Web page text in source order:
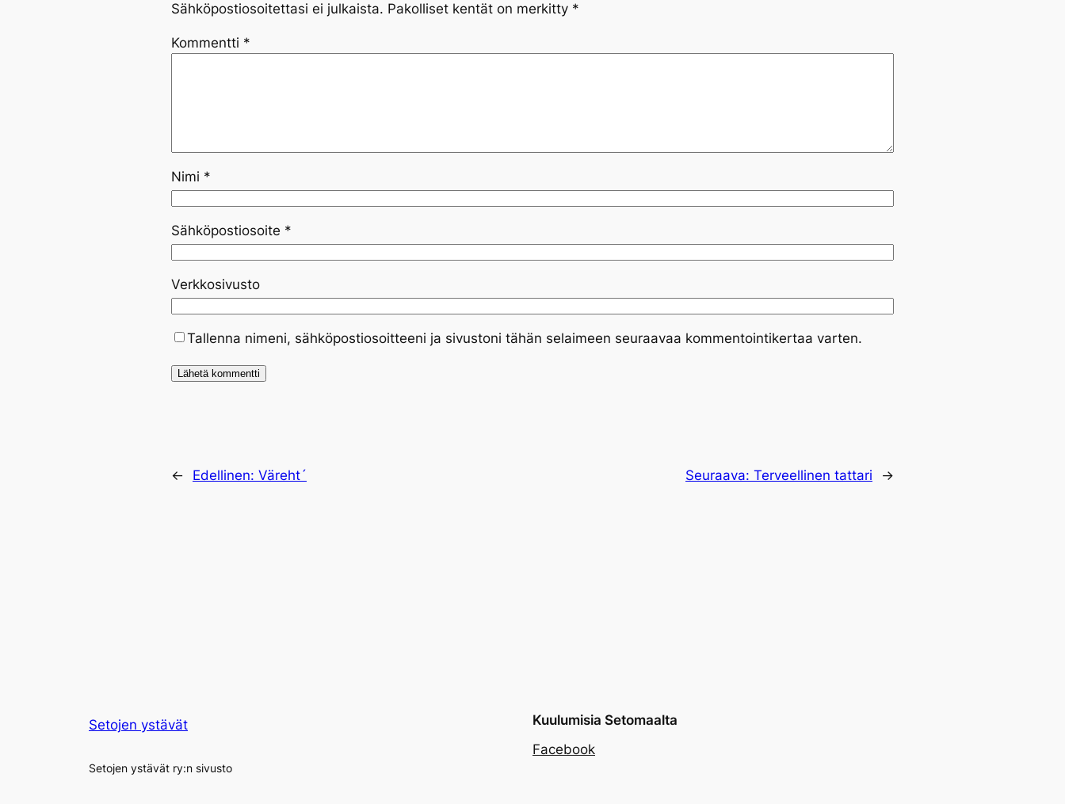
Sähköpostiosoitettasi ei julkaista. Pakolliset kentät on merkitty *
Kommentti *
Nimi *
Sähköpostiosoite *
Verkkosivusto
Tallenna nimeni, sähköpostiosoitteeni ja sivustoni tähän selaimeen seuraavaa kommentointikertaa varten.
← Edellinen: Väreht´ Seuraava: Terveellinen tattari →
Setojen ystävät
Setojen ystävät ry:n sivusto
Kuulumisia Setomaalta
Facebook